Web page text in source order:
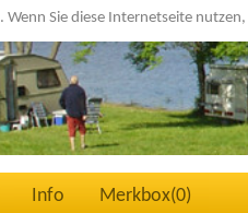
Wenn Sie diese Internetseite
Info Merkbox(0)